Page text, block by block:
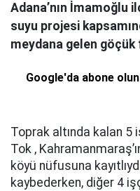
Adana’nın İmamoğlu
suyu projesi
meydana gelen göçük
Google'da abone olun
Toprak altında kalan
Tok ,
köyü nüfusuna
kaybederken, diğer 4